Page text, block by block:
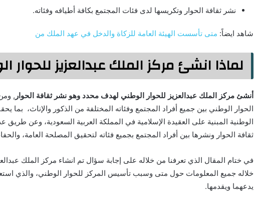
نشر ثقافة الحوار وتكريسها لدى فئات المجتمع بكافة أطيافه وفئاته.
شاهد ايضاً: متى تأسست الهيئة العامة للزكاة والدخل في عهد الملك من
لماذا انشئ مركز الملك عبدالعزيز للحوار
أنشئ مركز الملك عبدالعزيز للحوار الوطني لهدف محدد وهو نشر ثقافة الحوار ,
الحوار الوطني بين جميع أفراد المجتمع وفئاته المختلفة من الذكور والإناث، بما
الوطنية المبنية على العقيدة الإسلامية في المملكة العربية السعودية، وعن
ثقافة الحوار ونشرها بين أفراد المجتمع بجميع فئاته لتحقيق المصلحة العامة،
في ختام المقال الذي تعرفنا من خلاله على إجابة سؤال تم انشاء مركز الملك
خلاله جميع المعلومات حول متى وسبب تأسيس المركز للحوار الوطني، والذي
يدعهما ويقدمها.